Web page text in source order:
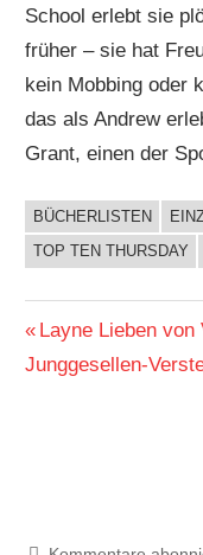
School erlebt sie
früher – sie hat
kein Mobbing oder
das als Andrew
Grant, einen der
BUCHIGES
BÜCHERLISTEN
TOP TEN THURSDAY
Vorheriger
Beitrag:
Layne Lieben
Junggesellen-